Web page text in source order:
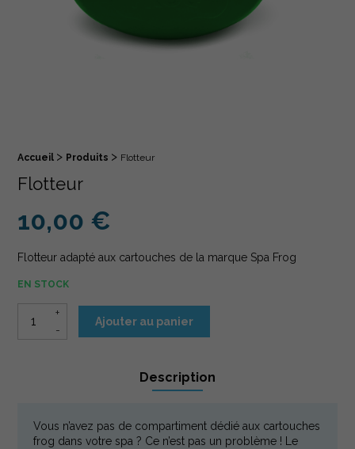
Fil d'Ariane :
Accueil > Produits > Flotteur
Flotteur
10,00 €
Flotteur adapté aux cartouches de la marque Spa Frog
EN STOCK
quantité de Flotteur
Ajouter au panier
Description
Description
Vous n’avez pas de compartiment dédié aux cartouches
frog dans votre spa ? Ce n’est pas un problème ! Le